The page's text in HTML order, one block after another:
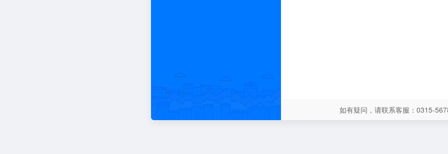
如有疑问，请联系客服：0315-